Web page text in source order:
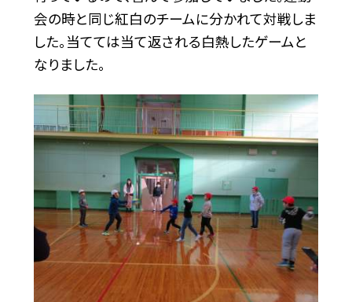
会の時と同じ紅白のチームに分かれて対戦しま
した。当てては当て返される白熱したゲームと
なりました。